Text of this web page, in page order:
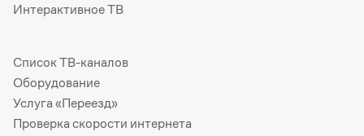
Интерактивное ТВ
Список ТВ-каналов
Оборудование
Услуга «Переезд»
Проверка скорости интернета